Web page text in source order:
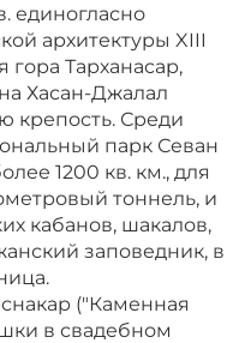
единогласно
архитектуры XIII
Тарханасар,
Хасан-Джалал
крепость. Среди
парк Севан
1200 кв. км., для
тоннель, и
кабанов, шакалов,
заповедник, в
("Каменная
в свадебном